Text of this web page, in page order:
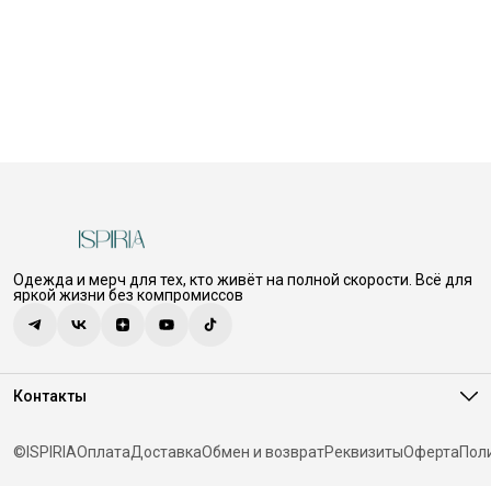
Одежда и мерч для тех, кто живёт на полной скорости. Всё для
яркой жизни без компромиссов
Контакты
Телефон
©ISPIRIAОплатаДоставкаОбмен и возвратРеквизитыОферта